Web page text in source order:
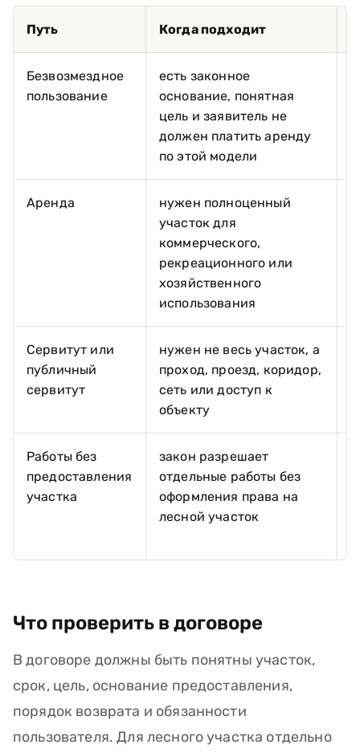
Путь Когда подходит
Безвозмездное
пользование
есть законное
основание, понятная
цель и заявитель не
должен платить аренду
по этой модели
Аренда
нужен полноценный
участок для
коммерческого,
рекреационного или
хозяйственного
использования
Сервитут или
публичный
сервитут
нужен не весь участок, а
проход, проезд, коридор,
сеть или доступ к
объекту
Работы без
предоставления
участка
закон разрешает
отдельные работы без
оформления права на
лесной участок
Что проверить в договоре
В договоре должны быть понятны участок,
срок, цель, основание предоставления,
порядок возврата и обязанности
пользователя. Для лесного участка отдельно